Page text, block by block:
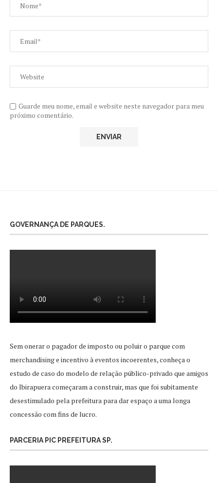
Guarde meu nome, email e website neste navegador para meu
próximo comentário.
GOVERNANÇA DE PARQUES.
Sem onerar o pagador de imposto ou poluir o parque com
merchandising e incentivo à eventos incoerentes, conheça o
estudo de caso do modelo de relação público-privado que amigos
do Ibirapuera começaram a construir, mas que foi subitamente
desestimulado pela prefeitura para dar espaço a uma longa
concessão com fins de lucro.
PARCERIA PIC PREFEITURA SP.